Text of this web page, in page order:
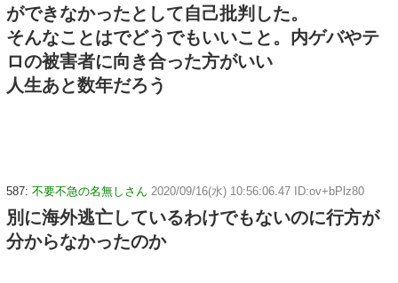
ができなかったとして自己批判した。
そんなことはでどうでもいいこと。内ゲバやテ
ロの被害者に向き合った方がいい
人生あと数年だろう
587: 不要不急の名無しさん 2020/09/16(水) 10:56:06.47 ID:ov+bPlz80
別に海外逃亡しているわけでもないのに行方が
分からなかったのか